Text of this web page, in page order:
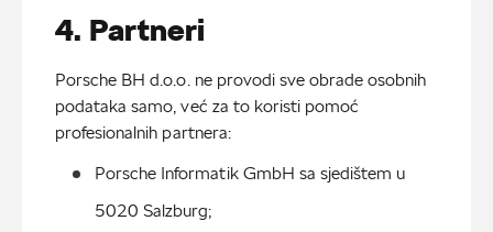
4. Partneri
Porsche BH d.o.o. ne provodi sve obrade osobnih
podataka samo, već za to koristi pomoć
profesionalnih partnera:
Porsche Informatik GmbH sa sjedištem u
5020 Salzburg;